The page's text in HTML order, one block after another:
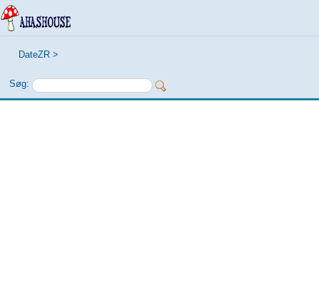
DateZR >
Søg: